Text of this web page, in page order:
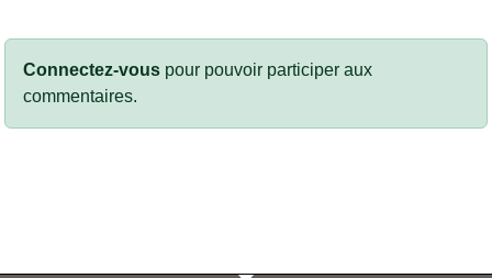
Connectez-vous pour pouvoir participer aux
commentaires.